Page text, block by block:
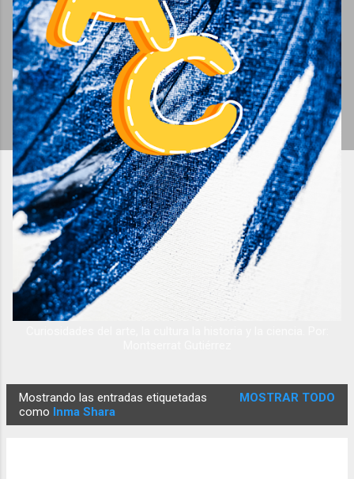
n
Mostrando las entradas etiquetadas
como Inma Shara
MOSTRAR TODO